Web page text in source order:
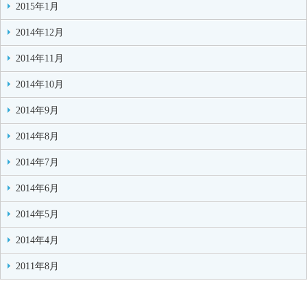
2015年1月
2014年12月
2014年11月
2014年10月
2014年9月
2014年8月
2014年7月
2014年6月
2014年5月
2014年4月
2011年8月